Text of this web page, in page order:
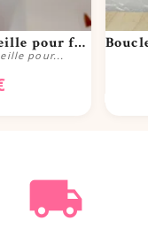
Puce ou bouton d'oreille pour femme...
pour...
local_shipping